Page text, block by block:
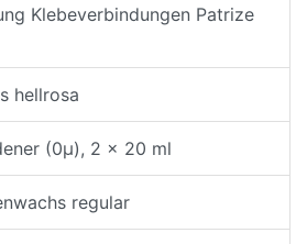
Klebeverbindungen Patrize
hellrosa
(0µ), 2 x 20 ml
regular